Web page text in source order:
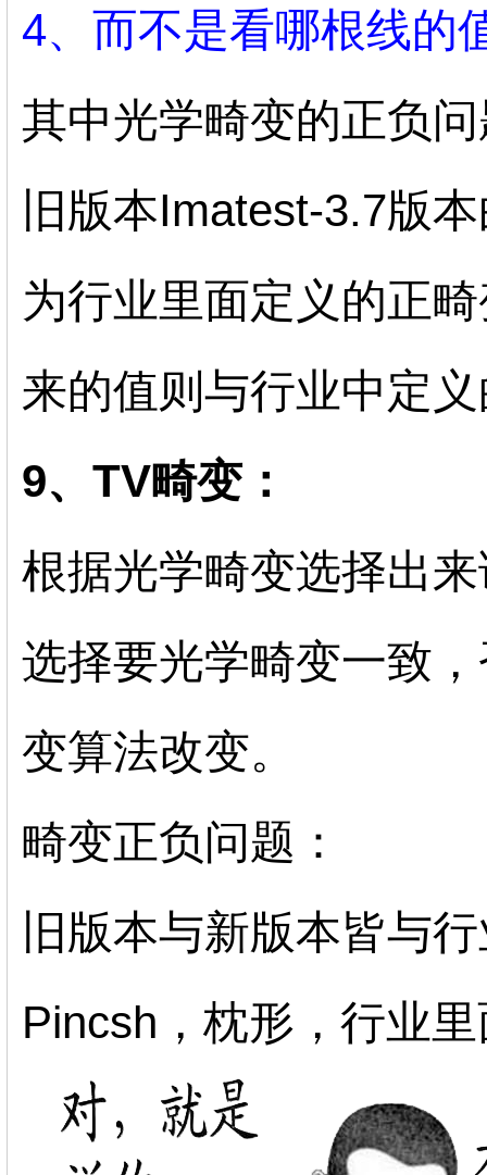
4、而不是看哪根线的
其中光学畸变的正负
旧版本Imatest-3.7版
为行业里面定义的正
来的值则与行业中定
9、TV畸变：
根据光学畸变选择出
选择要光学畸变一致
变算法改变。
畸变正负问题：
旧版本与新版本皆与
Pincsh，枕形，行业